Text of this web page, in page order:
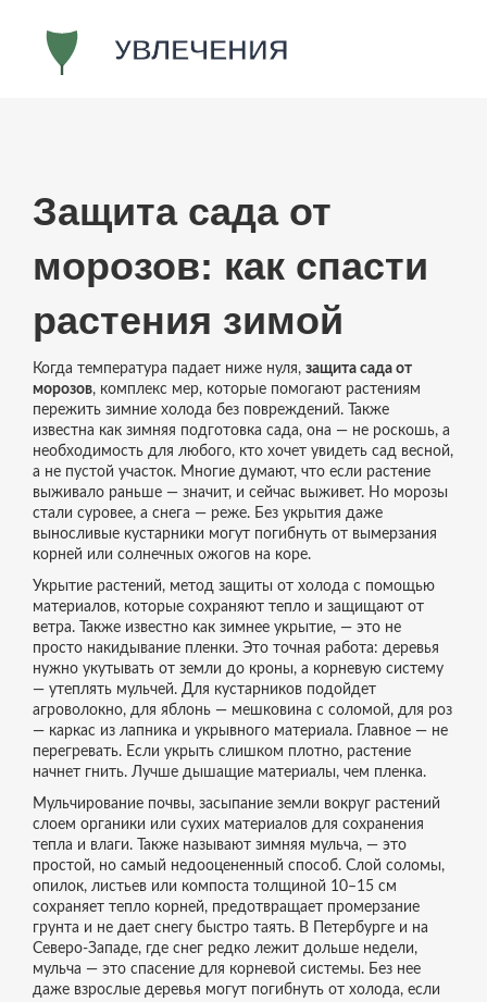
Защита сада от
морозов: как спасти
растения зимой
Когда температура падает ниже нуля, защита сада от
морозов, комплекс мер, которые помогают растениям
пережить зимние холода без повреждений. Также
известна как зимняя подготовка сада, она — не роскошь, а
необходимость для любого, кто хочет увидеть сад весной,
а не пустой участок.Многие думают, что если растение
выживало раньше — значит, и сейчас выживет. Но морозы
стали суровее, а снега — реже. Без укрытия даже
выносливые кустарники могут погибнуть от вымерзания
корней или солнечных ожогов на коре.
Укрытие растений, метод защиты от холода с помощью
материалов, которые сохраняют тепло и защищают от
ветра. Также известно как зимнее укрытие,— это не
просто накидывание пленки. Это точная работа: деревья
нужно укутывать от земли до кроны, а корневую систему
— утеплять мульчей. Для кустарников подойдет
агроволокно, для яблонь — мешковина с соломой, для роз
— каркас из лапника и укрывного материала. Главное — не
перегревать. Если укрыть слишком плотно, растение
начнет гнить. Лучше дышащие материалы, чем пленка.
Мульчирование почвы, засыпание земли вокруг растений
слоем органики или сухих материалов для сохранения
тепла и влаги. Также называют зимняя мульча,— это
простой, но самый недооцененный способ. Слой соломы,
опилок, листьев или компоста толщиной 10–15 см
сохраняет тепло корней, предотвращает промерзание
грунта и не дает снегу быстро таять. В Петербурге и на
Северо-Западе, где снег редко лежит дольше недели,
мульча — это спасение для корневой системы. Без нее
даже взрослые деревья могут погибнуть от холода, если